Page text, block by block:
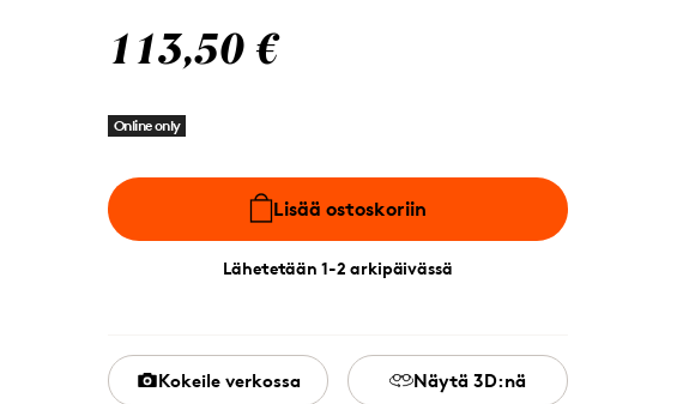
113,50 €
Online only
Lisää ostoskoriin
Lähetetään 1-2 arkipäivässä
Kokeile verkossa Näytä 3D:nä